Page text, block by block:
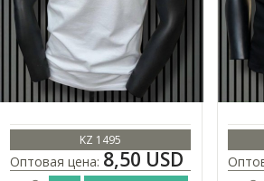
KZ 1495
Оптовая цена: 8,50 USD